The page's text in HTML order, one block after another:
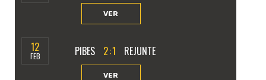
VER
12
FEB PIBES 2:1 REJUNTE
VER